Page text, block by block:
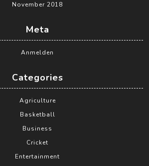
November 2018
Meta
Anmelden
Categories
Agriculture
Basketball
Business
Cricket
Entertainment